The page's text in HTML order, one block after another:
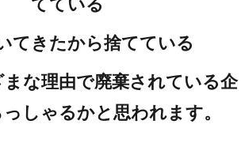
てている
てきたから捨てている
な理由で廃棄されている企
しゃるかと思われます。